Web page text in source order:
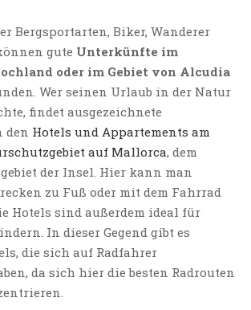
Bergsportarten, Biker, Wanderer
gute Unterkünfte im
oder im Gebiet von Alcudia
Wer seinen Urlaub in der Natur
findet ausgezeichnete
den Hotels und Appartements am
auf Mallorca, dem
der Insel. Hier kann man
zu Fuß oder mit dem Fahrrad
Hotels sind außerdem ideal für
In dieser Gegend gibt es
die sich auf Radfahrer
da sich hier die besten Radrouten